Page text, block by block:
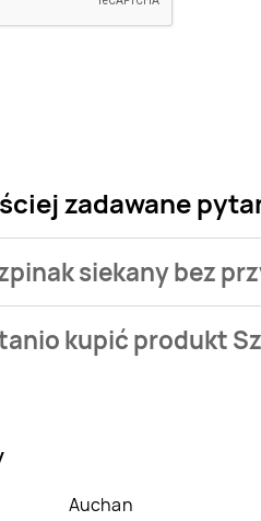
zadawane
siekany bez
Frosta kosztuje od 2,99 zł do
kupić produkt
Auchan